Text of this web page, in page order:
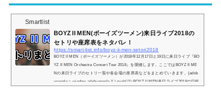
Smartlist
BOYZ II MEN(ボーイズツーメン)来日ライブ2018の
セトリや座席表をネタバレ！
https://smart-list.info/boyz-ii-men-setori2018
BOYZ II MEN（ボーイズツーメン）が2018年12月17日と19日に来日ライブ『BO
YZ II MEN Orchestra Concert Tour 2018』を開催します。ここではBOYZ II ME
Nの来日ライブのセトリ一覧や各会場の座席表などをまとめていきます。(adsb
ygoogle = window.adsbygoogle || ).push({});BOYZ II MEN来日ライブ2018の日程